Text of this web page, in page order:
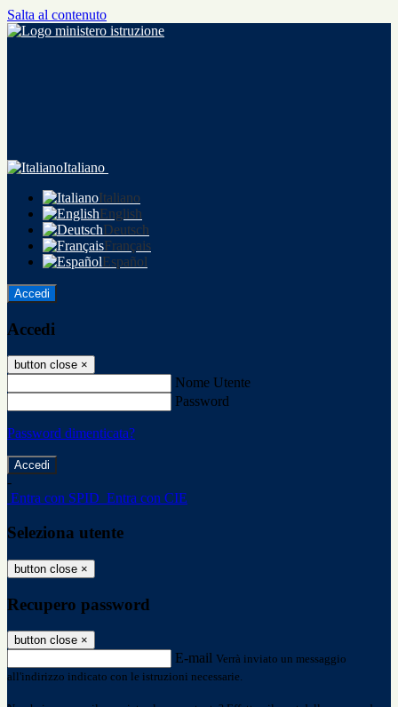
Salta al contenuto
Italiano
Italiano
English
Deutsch
Français
Español
Accedi
Accedi
button close ×
Nome Utente
Password
Password dimenticata?
-
Entra con SPID Entra con CIE
Seleziona utente
button close ×
Recupero password
button close ×
E-mail Verrà inviato un messaggio
all'indirizzo indicato con le istruzioni necessarie.